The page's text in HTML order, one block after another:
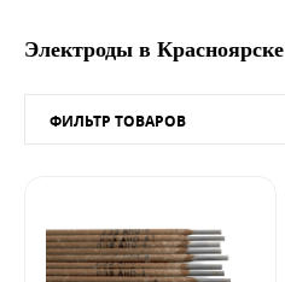
Электроды в Красноярске
ФИЛЬТР ТОВАРОВ
от до